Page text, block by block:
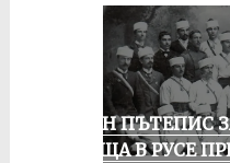
ЕДИН ПЪТЕПИС
СРЕЩА В РУСЕ